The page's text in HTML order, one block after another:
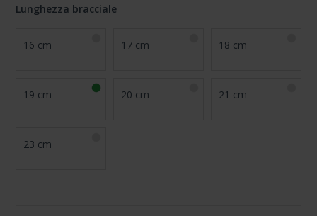
Lunghezza bracciale
16 cm 17 cm 18 cm
19 cm 20 cm 21 cm
23 cm